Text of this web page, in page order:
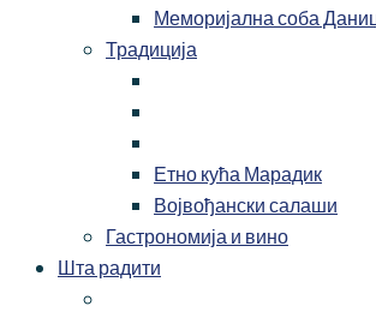
Меморијална соба
Традиција
Етно кућа Марадик
Војвођански салаши
Гастрономија и вино
Шта радити